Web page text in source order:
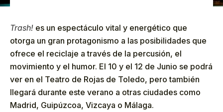
Trash! es un espectáculo vital y energético que
otorga un gran protagonismo a las posibilidades que
ofrece el reciclaje a través de la percusión, el
movimiento y el humor. El 10 y el 12 de Junio se podrá
ver en el Teatro de Rojas de Toledo, pero también
llegará durante este verano a otras ciudades como
Madrid, Guipúzcoa, Vizcaya o Málaga.